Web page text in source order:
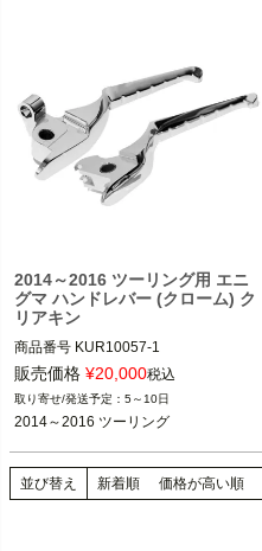
2014～2016 ツーリング用 エニ
グマ ハンドレバー (クローム) ク
リアキン
商品番号 KUR10057-1
2T14：kur10057-1
販売価格 ¥20,000税込
5～10日
2014～2016 ツーリング
並び替え 新着順 価格が高い順